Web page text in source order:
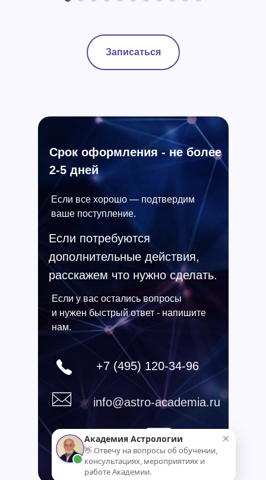
Записаться
info@astro-academia.ru
+7 (495) 120-34-96
Срок оформления - не более
2-5 дней
Если все хорошо — подтвердим
ваше поступление.
Если у вас остались вопросы
и нужен быстрый ответ - напишите
нам.
Если потребуются
дополнительные действия,
расскажем что нужно сделать.
×
Академия Астрологии
👋 Отвечу на вопросы об обучении,
консультациях, мероприятиях и
работе Академии.